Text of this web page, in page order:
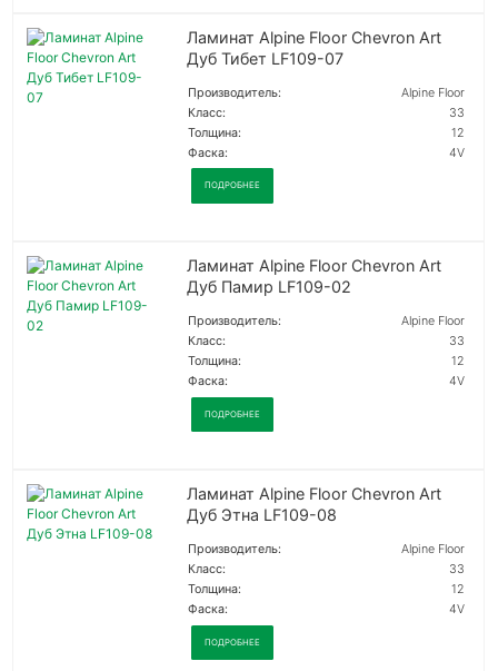
Ламинат Alpine Floor Chevron Art
Дуб Тибет LF109-07
Производитель:
Alpine Floor
Класс:
33
Толщина:
12
Фаска:
4V
ПОДРОБНЕЕ
Ламинат Alpine Floor Chevron Art
Дуб Памир LF109-02
Производитель:
Alpine Floor
Класс:
33
Толщина:
12
Фаска:
4V
ПОДРОБНЕЕ
Ламинат Alpine Floor Chevron Art
Дуб Этна LF109-08
Производитель:
Alpine Floor
Класс:
33
Толщина:
12
Фаска:
4V
ПОДРОБНЕЕ